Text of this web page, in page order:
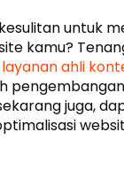
untuk
kamu?
layanan ahli
pengembangan
juga,